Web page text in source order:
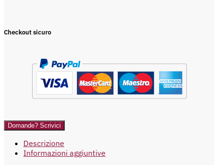
Checkout sicuro
Domande? Scrivici
Descrizione
Informazioni aggiuntive